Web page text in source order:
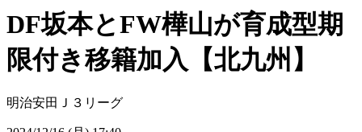
DF坂本とFW樺山が育成型期
限付き移籍加入【北九州】
明治安田Ｊ３リーグ